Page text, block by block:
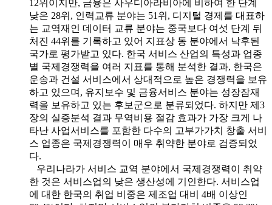
12위이지만, 금융은 사우디아라비아에 비하여 한 단계
낮은 28위, 인력교류 분야는 51위, 디지털 경제를 대표하
는 교역재인 데이터 교류 분야는 중국보다 여섯 단계 뒤
처진 44위를 기록하고 있어 지표상 동 분야에서 낙후된
국가로 평가받고 있다. 한국 서비스 산업의 특성과 업종
별 국제경쟁력을 여러 지표를 통해 분석한 결과, 한국은
운송과 건설 서비스에서 상대적으로 높은 경쟁력을 보유
하고 있으며, 유지보수 및 금융서비스 분야는 성장잠재
력을 보유하고 있는 후보군으로 분류되었다. 하지만 제3
장의 실증분석 결과 무역비용 절감 효과가 가장 크게 나
타난 사업서비스를 포함한 다수의 고부가가치 창출 서비
스 업종은 국제경쟁력이 매우 취약한 분야로 검증되었
다.
우리나라가 서비스 교역 분야에서 국제경쟁력이 취약
한 것은 서비스업의 낮은 생산성에 기인한다. 서비스업
에 대한 한국의 취업 비중은 제조업 대비 4배 이상인